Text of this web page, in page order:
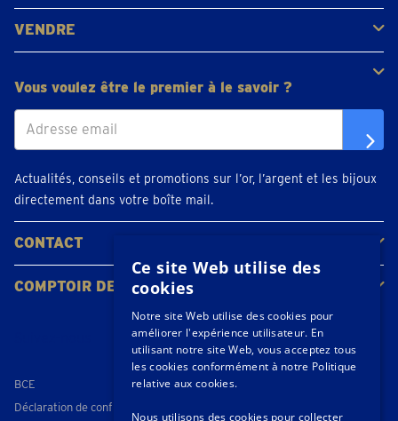
Acheter de l'or
Acheter des pièces
Acheter de l'argent
VENDRE
Bijoux en or
Pièces d'or
Lingots d'or
Vous voulez être le premier à le savoir ?
Actualités, conseils et promotions sur l’or, l’argent et les bijoux
directement dans votre boîte mail.
CONTACT
Contacter
Planifiez votre rendez-vous
Emplacements
COMPTOIR DE L'OR
BCE
Déclaration de confidentialité
Ce site Web utilise des
cookies
Notre site Web utilise des cookies pour
améliorer l'expérience utilisateur. En
utilisant notre site Web, vous acceptez tous
les cookies conformément à notre Politique
relative aux cookies.
Nous utilisons des cookies pour collecter